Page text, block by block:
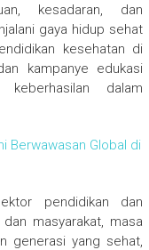
kesadaran, dan
gaya hidup sehat
kesehatan di
kampanye edukasi
dalam
Berwawasan Global di
pendidikan dan
masyarakat, masa
generasi yang sehat,